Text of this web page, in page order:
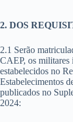
2. DOS
2.1 Serão
CAEP, os militares
estabelecidos no
Estabelecimentos
publicados no
2024: